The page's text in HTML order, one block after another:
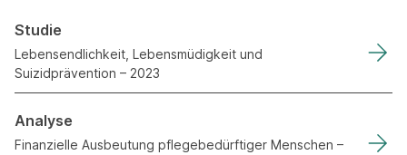
Studie
Lebensendlichkeit, Lebensmüdigkeit und
Suizidprävention – 2023
Analyse
Finanzielle Ausbeutung pflegebedürftiger Menschen –